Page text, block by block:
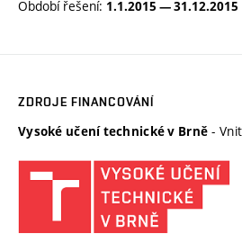
Období řešení: 1.1.2015 — 31.12.2015
ZDROJE FINANCOVÁNÍ
Vysoké učení technické v Brně -